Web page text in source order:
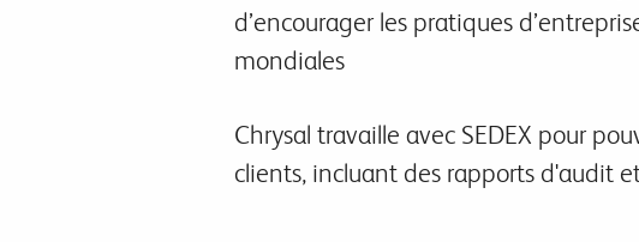
d’encourager les pratiques
mondiales
Chrysal travaille avec SEDEX pour
clients, incluant des rapports d'audit